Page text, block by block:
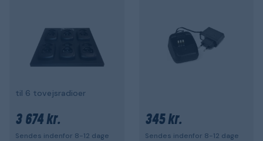
til 6 tovejsradioer
3 674 kr.
Sendes indenfor 8-12 dage
345 kr.
Sendes indenfor 8-12 dage